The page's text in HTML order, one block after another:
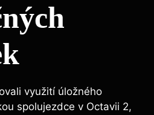
využití úložného
spolujezdce v Octavii 2,